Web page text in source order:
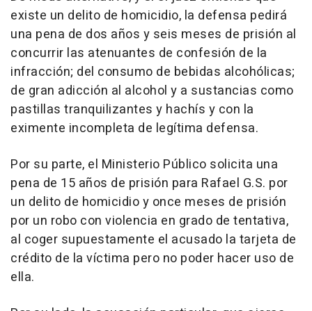
existe un delito de homicidio, la defensa pedirá
una pena de dos años y seis meses de prisión al
concurrir las atenuantes de confesión de la
infracción; del consumo de bebidas alcohólicas;
de gran adicción al alcohol y a sustancias como
pastillas tranquilizantes y hachís y con la
eximente incompleta de legítima defensa.
Por su parte, el Ministerio Público solicita una
pena de 15 años de prisión para Rafael G.S. por
un delito de homicidio y once meses de prisión
por un robo con violencia en grado de tentativa,
al coger supuestamente el acusado la tarjeta de
crédito de la víctima pero no poder hacer uso de
ella.